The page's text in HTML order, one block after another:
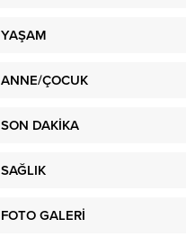
YAŞAM
ANNE/ÇOCUK
SON DAKİKA
SAĞLIK
FOTO GALERİ